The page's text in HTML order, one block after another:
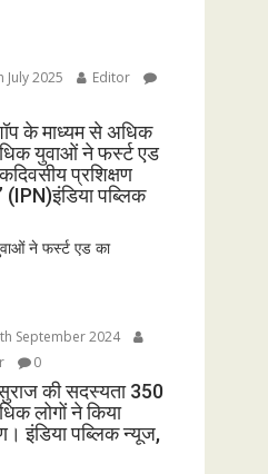
July 2025
Editor
के माध्यम से अधिक
युवाओं ने फर्स्ट एड
प्रशिक्षण
पब्लिक
ने फर्स्ट एड का
September 2024
0
की सदस्यता 350
लोगों ने किया
इंडिया पब्लिक न्यूज,